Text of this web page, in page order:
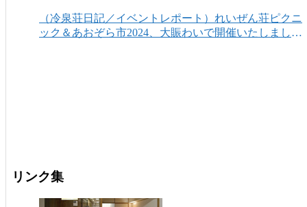
（冷泉荘日記／イベントレポート）れいぜん荘ピクニ
ック＆あおぞら市2024、大賑わいで開催いたしまし
リンク集